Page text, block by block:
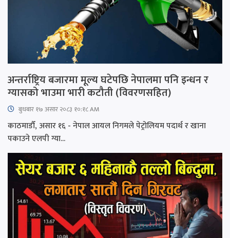
अन्तर्राष्ट्रिय बजारमा मूल्य घटेपछि नेपालमा पनि इन्धन र
ग्यासको भाउमा भारी कटौती (विवरणसहित)
बुधबार १७ असार २०८३ १०:१८ AM
काठमाडौँ, असार १६ - नेपाल आयल निगमले पेट्रोलियम पदार्थ र खाना
पकाउने एलपी ग्या...